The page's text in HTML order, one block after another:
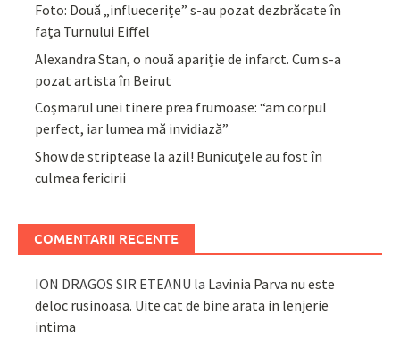
Foto: Două „influecerițe” s-au pozat dezbrăcate în
fața Turnului Eiffel
Alexandra Stan, o nouă apariție de infarct. Cum s-a
pozat artista în Beirut
Coșmarul unei tinere prea frumoase: “am corpul
perfect, iar lumea mă invidiază”
Show de striptease la azil! Bunicuțele au fost în
culmea fericirii
COMENTARII RECENTE
ION DRAGOS SIR ETEANU la Lavinia Parva nu este
deloc rusinoasa. Uite cat de bine arata in lenjerie
intima